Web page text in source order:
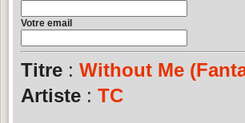
Votre email
Titre : Without Me
Artiste : TC